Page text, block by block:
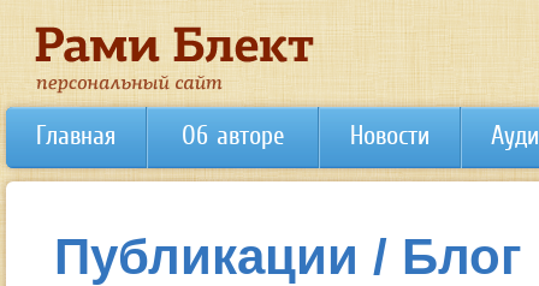
Главная Об авторе Новости
Публикации / Блог